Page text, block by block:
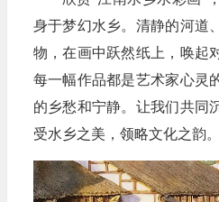
身于梦幻水乡。清静的河道
物，在画中跃然纸上，唤起
每一幅作品都是艺术家心灵
的乡愁和宁静。让我们共同
受水乡之美，领略文化之韵。